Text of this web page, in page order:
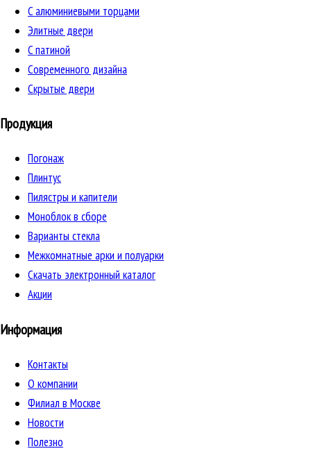
C алюминиевыми торцами
Элитные двери
C патиной
Cовременного дизайна
Скрытые двери
Продукция
Погонаж
Плинтус
Пилястры и капители
Моноблок в сборе
Варианты стекла
Межкомнатные арки и полуарки
Скачать электронный каталог
Акции
Информация
Контакты
О компании
Филиал в Москве
Новости
Полезно